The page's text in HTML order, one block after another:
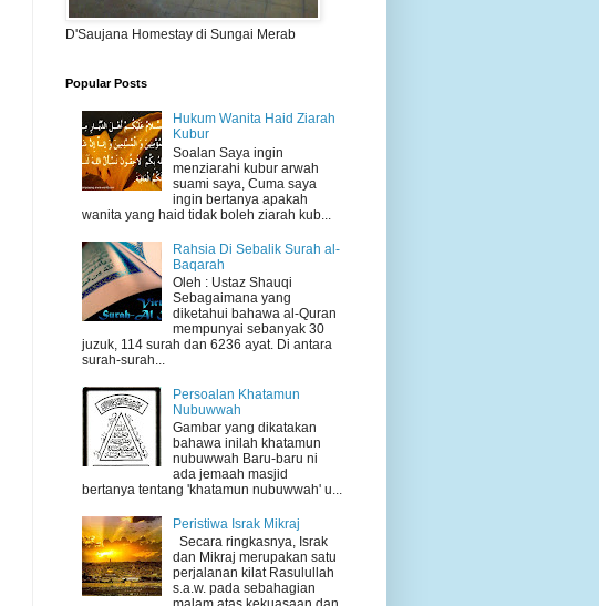
D'Saujana Homestay di Sungai Merab
Popular Posts
Hukum Wanita Haid Ziarah
Kubur
Soalan Saya ingin
menziarahi kubur arwah
suami saya, Cuma saya
ingin bertanya apakah
wanita yang haid tidak boleh ziarah kub...
Rahsia Di Sebalik Surah al-
Baqarah
Oleh : Ustaz Shauqi
Sebagaimana yang
diketahui bahawa al-Quran
mempunyai sebanyak 30
juzuk, 114 surah dan 6236 ayat. Di antara
surah-surah...
Persoalan Khatamun
Nubuwwah
Gambar yang dikatakan
bahawa inilah khatamun
nubuwwah Baru-baru ni
ada jemaah masjid
bertanya tentang 'khatamun nubuwwah' u...
Peristiwa Israk Mikraj
Secara ringkasnya, Israk
dan Mikraj merupakan satu
perjalanan kilat Rasulullah
s.a.w. pada sebahagian